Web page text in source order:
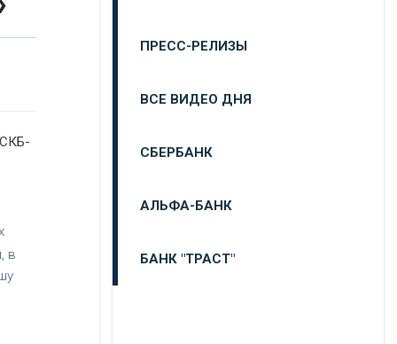
в
ПРЕСС-РЕЛИЗЫ
ВСЕ ВИДЕО ДНЯ
СБЕРБАНК
АЛЬФА-БАНК
БАНК "ТРАСТ"